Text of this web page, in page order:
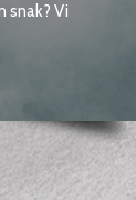
snak? Vi